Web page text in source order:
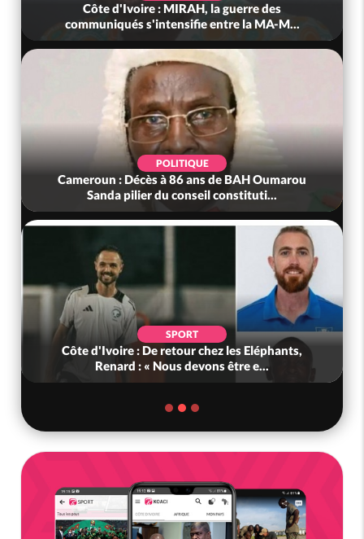
Côte d'Ivoire : MIRAH, la guerre des
communiqués s'intensifie entre la MA-M...
POLITIQUE
Cameroun : Décès à 86 ans de BAH Oumarou
Sanda pilier du conseil constituti...
SPORT
Côte d'Ivoire : De retour chez les Eléphants,
Renard : « Nous devons être e...